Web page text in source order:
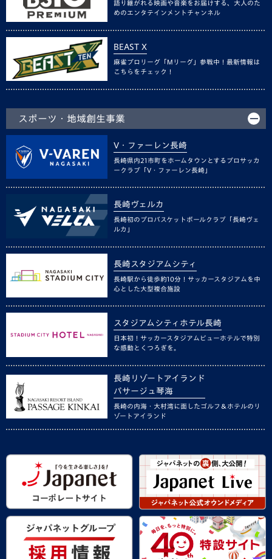
語り継がれる映画や音楽をお届けする、大人のた
めのエンタテインメントチャンネル
BEAST X
麻雀プロリーグ「Mリーグ」参戦中！最新情報は
こちらをチェック！
スポーツ・地域創生事業
V・ファーレン長崎
長崎県内21市町をホームタウンとするプロサッカ
ークラブ「V・ファーレン長崎」
長崎ヴェルカ
長崎初のプロバスケットボールクラブ「長崎ヴェ
ルカ」
長崎スタジアムシティ
長崎駅から徒歩約10分！サッカースタジアムを中
心とした大型複合施設
スタジアムシティホテル長崎
日本初！サッカースタジアムビューホテルで特別
な感動とくつろぎを。
長崎リゾートアイランド
パサージュ琴海
長崎の内海・大村湾に面したゴルフ＆ホテルのリ
ゾートアイランド